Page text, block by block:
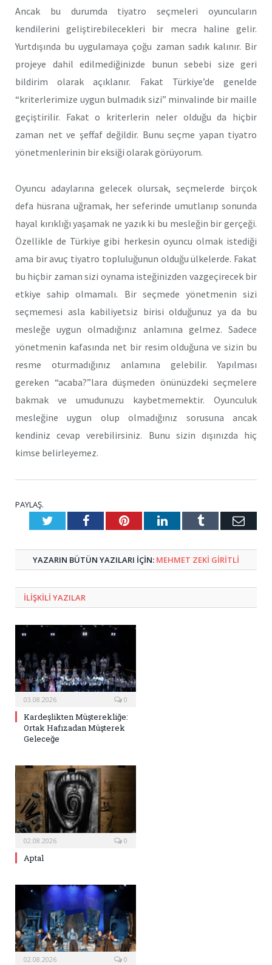
Ancak bu durumda tiyatro seçmeleri oyuncuların
kendilerini geliştirebilecekleri bir mecra haline gelir.
Yurtdışında bu uygulamaya çoğu zaman sadık kalınır. Bir
projeye dahil edilmediğinizde bunun sebebi size geri
bildirim olarak açıklanır. Fakat Türkiye’de genelde
“kriterlerimize uygun bulmadık sizi” minvalinde bir maille
geçiştirilir. Fakat o kriterlerin neler olduğu da hiçbir
zaman net ve şeffaf değildir. Bunu seçme yapan tiyatro
yönetmenlerinin bir eksiği olarak görüyorum.
Oyuncu adaylarına gelecek olursak, seçmelerde birçok
defa hüsrana uğramak, her seferinde umutlanıp sonunda
hayal kırıklığı yaşamak ne yazık ki bu mesleğin bir gerçeği.
Özellikle de Türkiye gibi herkesin oyuncu olmak istediği
ama bir avuç tiyatro topluluğunun olduğu ülkelerde. Fakat
bu hiçbir zaman sizi oynama isteğinizden vazgeçirecek bir
etkiye sahip olmamalı. Bir seçmede yönetmenin sizi
seçmemesi asla kabiliyetsiz birisi olduğunuz ya da bu
mesleğe uygun olmadığınız anlamına gelmez. Sadece
yönetmenin kafasında net bir resim olduğuna ve sizin bu
resme oturmadığınız anlamına gelebilir. Yapılması
gereken “acaba?”lara düşmeden önünüzdeki seçmelere
bakmak ve umudunuzu kaybetmemektir. Oyunculuk
mesleğine uygun olup olmadığınız sorusuna ancak
kendiniz cevap verebilirsiniz. Bunu sizin dışınızda hiç
kimse belirleyemez.
PAYLAŞ.
TwitterFacebookPinterestLinkedInTumblr E-
YAZARIN BÜTÜN YAZILARI IÇIN: MEHMET ZEKI GIRITLI
ILIŞKILI YAZILAR
03.08.2026 0
Kardeşlikten Müşterekliğe:
Ortak Hafızadan Müşterek
Geleceğe
02.08.2026 0
Aptal
02.08.2026 0